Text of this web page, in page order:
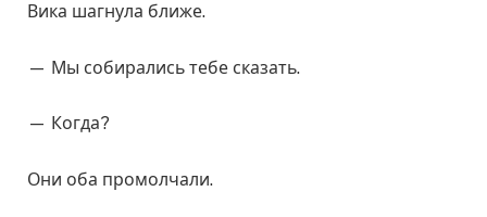
Вика шагнула ближе.
— Мы собирались тебе сказать.
— Когда?
Они оба промолчали.